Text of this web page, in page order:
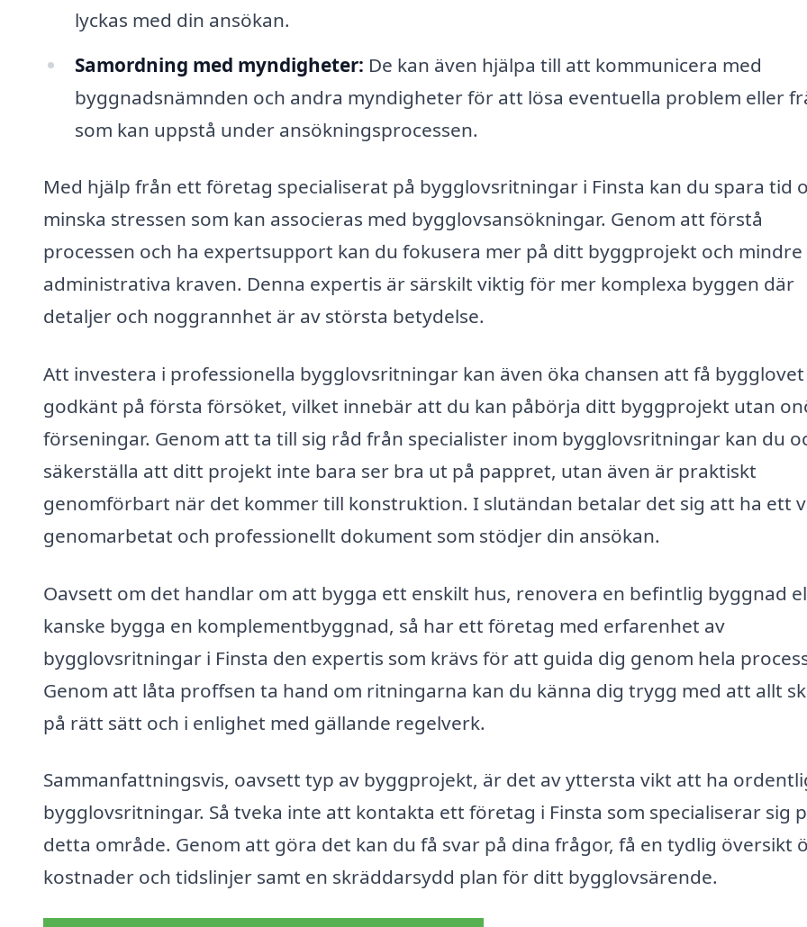
lyckas med din ansökan.
Samordning med myndigheter: De kan även hjälpa till att kommunicera med
byggnadsnämnden och andra myndigheter för att lösa eventuella problem eller
som kan uppstå under ansökningsprocessen.
Med hjälp från ett företag specialiserat på bygglovsritningar i Finsta kan du spara tid
minska stressen som kan associeras med bygglovsansökningar. Genom att förstå
processen och ha expertsupport kan du fokusera mer på ditt byggprojekt och mindre
administrativa kraven. Denna expertis är särskilt viktig för mer komplexa byggen där
detaljer och noggrannhet är av största betydelse.
Att investera i professionella bygglovsritningar kan även öka chansen att få bygglovet
godkänt på första försöket, vilket innebär att du kan påbörja ditt byggprojekt utan
förseningar. Genom att ta till sig råd från specialister inom bygglovsritningar kan du
säkerställa att ditt projekt inte bara ser bra ut på pappret, utan även är praktiskt
genomförbart när det kommer till konstruktion. I slutändan betalar det sig att ha ett
genomarbetat och professionellt dokument som stödjer din ansökan.
Oavsett om det handlar om att bygga ett enskilt hus, renovera en befintlig byggnad
kanske bygga en komplementbyggnad, så har ett företag med erfarenhet av
bygglovsritningar i Finsta den expertis som krävs för att guida dig genom hela
Genom att låta proffsen ta hand om ritningarna kan du känna dig trygg med att allt
på rätt sätt och i enlighet med gällande regelverk.
Sammanfattningsvis, oavsett typ av byggprojekt, är det av yttersta vikt att ha
bygglovsritningar. Så tveka inte att kontakta ett företag i Finsta som specialiserar sig
detta område. Genom att göra det kan du få svar på dina frågor, få en tydlig översikt
kostnader och tidslinjer samt en skräddarsydd plan för ditt bygglovsärende.